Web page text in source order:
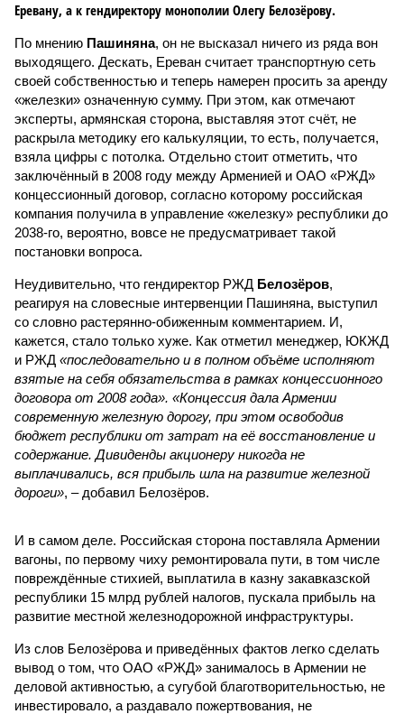
Еревану, а к гендиректору монополии Олегу Белозёрову.
По мнению Пашиняна, он не высказал ничего из ряда вон
выходящего. Дескать, Ереван считает транспортную сеть
своей собственностью и теперь намерен просить за аренду
«железки» означенную сумму. При этом, как отмечают
эксперты, армянская сторона, выставляя этот счёт, не
раскрыла методику его калькуляции, то есть, получается,
взяла цифры с потолка. Отдельно стоит отметить, что
заключённый в 2008 году между Арменией и ОАО «РЖД»
концессионный договор, согласно которому российская
компания получила в управление «железку» республики до
2038-го, вероятно, вовсе не предусматривает такой
постановки вопроса.
Неудивительно, что гендиректор РЖД Белозёров,
реагируя на словесные интервенции Пашиняна, выступил
со словно растерянно-обиженным комментарием. И,
кажется, стало только хуже. Как отметил менеджер, ЮКЖД
и РЖД «последовательно и в полном объёме исполняют
взятые на себя обязательства в рамках концессионного
договора от 2008 года». «Концессия дала Армении
современную железную дорогу, при этом освободив
бюджет республики от затрат на её восстановление и
содержание. Дивиденды акционеру никогда не
выплачивались, вся прибыль шла на развитие железной
дороги», – добавил Белозёров.
И в самом деле. Российская сторона поставляла Армении
вагоны, по первому чиху ремонтировала пути, в том числе
повреждённые стихией, выплатила в казну закавказской
республики 15 млрд рублей налогов, пускала прибыль на
развитие местной железнодорожной инфраструктуры.
Из слов Белозёрова и приведённых фактов легко сделать
вывод о том, что ОАО «РЖД» занималось в Армении не
деловой активностью, а сугубой благотворительностью, не
инвестировало, а раздавало пожертвования, не